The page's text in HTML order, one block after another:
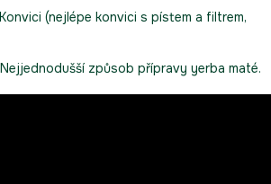
Konvici (nejlépe konvici s pístem a filtrem,
Nejjednodušší způsob přípravy yerba maté.